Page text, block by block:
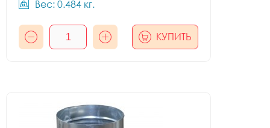
Вес: 0.484 кг.
КУПИТЬ